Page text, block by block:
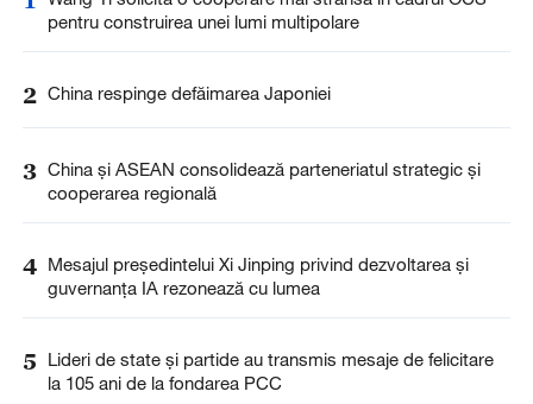
pentru construirea unei lumi multipolare
2 China respinge defăimarea Japoniei
3 China și ASEAN consolidează parteneriatul strategic și
cooperarea regională
4 Mesajul președintelui Xi Jinping privind dezvoltarea și
guvernanța IA rezonează cu lumea
5
Lideri de state și partide au transmis mesaje de felicitare
la 105 ani de la fondarea PCC